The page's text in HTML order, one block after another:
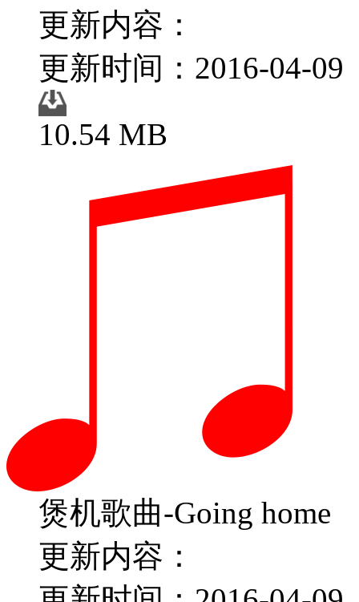
更新内容：
更新时间：2016-04-09
10.54 MB
煲机歌曲-Going home
更新内容：